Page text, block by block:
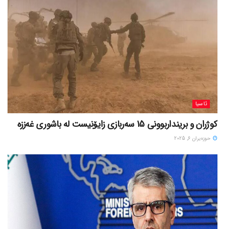
ئاسیا
کوژران و برینداربوونی 15 سەربازی زایۆنیست لە باشوری غەززە
حوزه‌یران 6, 2025